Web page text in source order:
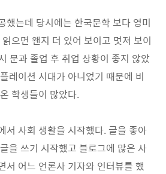
했는데 당시에는 한국문학 보다 영미
으면 왠지 더 있어 보이고 멋져 보이
문과 졸업 후 취업 상황이 좋지 않았
레이션 시대가 아니었기 때문에 비
학생들이 많았다.
서 사회 생활을 시작했다. 글을 좋아
을 쓰기 시작했고 블로그에 많은 사
서 어느 언론사 기자와 인터뷰를 했